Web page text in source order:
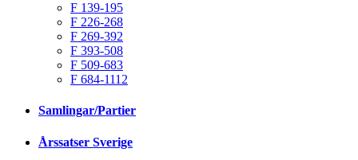
F 139-195
F 226-268
F 269-392
F 393-508
F 509-683
F 684-1112
Samlingar/Partier
Årssatser Sverige